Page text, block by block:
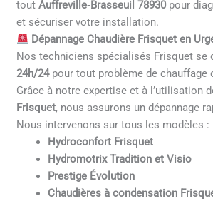
toutAuffreville‑Brasseuil 78930 pour
et sécuriser votre installation.
Dépannage Chaudière Frisquet en
Nos techniciens spécialisés Frisquet se
24h/24pour tout problème de chauffage
Grâce à notre expertise et à l’utilisation
Frisquet, nous assurons un dépannage
Nous intervenons sur tous les modèles :
Hydroconfort Frisquet
Hydromotrix Tradition et Visio
Prestige Évolution
Chaudières à condensation